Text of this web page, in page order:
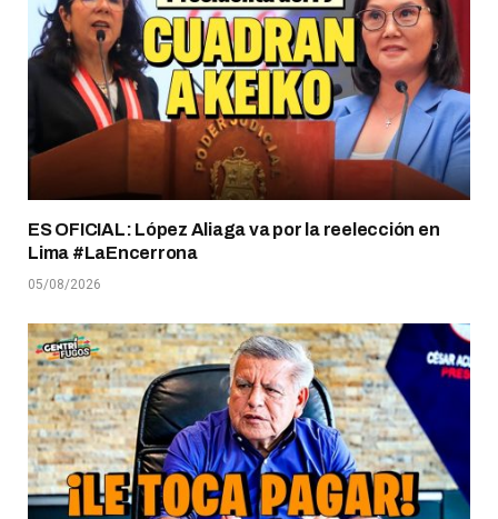
ES OFICIAL: López Aliaga va por la reelección en
Lima #LaEncerrona
05/08/2026